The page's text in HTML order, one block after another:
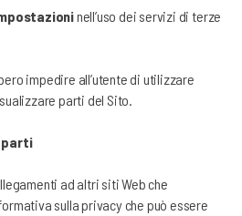
nell’uso dei servizi di terze
impedire all’utente di utilizzare
parti del Sito.
parti
ad altri siti Web che
sulla privacy che può essere